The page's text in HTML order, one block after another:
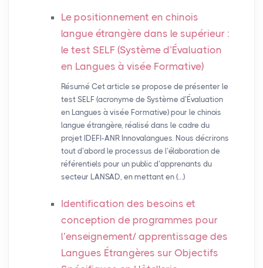
Le positionnement en chinois
langue étrangère dans le supérieur :
le test SELF (Système d’Évaluation
en Langues à visée Formative)
Résumé Cet article se propose de présenter le
test SELF (acronyme de Système d’Évaluation
en Langues à visée Formative) pour le chinois
langue étrangère, réalisé dans le cadre du
projet IDEFI-ANR Innovalangues. Nous décrirons
tout d’abord le processus de l’élaboration de
référentiels pour un public d’apprenants du
secteur LANSAD, en mettant en (…)
Identification des besoins et
conception de programmes pour
l’enseignement/ apprentissage des
Langues Étrangères sur Objectifs